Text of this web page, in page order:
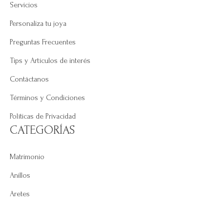
Servicios
Personaliza tu joya
Preguntas Frecuentes
Tips y Artículos de interés
Contáctanos
Términos y Condiciones
Políticas de Privacidad
CATEGORÍAS
Matrimonio
Anillos
Aretes